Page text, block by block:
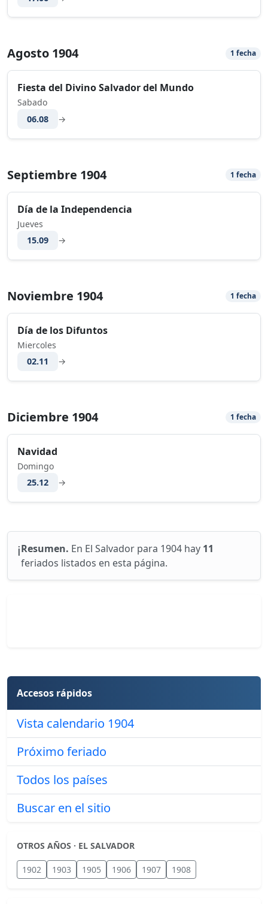
Agosto 1904 1 fecha
Fiesta del Divino Salvador del Mundo
Sabado
06.08
→
Septiembre 1904 1 fecha
Día de la Independencia
Jueves
15.09
→
Noviembre 1904 1 fecha
Día de los Difuntos
Miercoles
02.11
→
Diciembre 1904 1 fecha
Navidad
Domingo
25.12
→
ℹ️Resumen. En El Salvador para 1904 hay 11
feriados listados en esta página.
Accesos rápidos
Vista calendario 1904
Próximo feriado
Todos los países
Buscar en el sitio
OTROS AÑOS · EL SALVADOR
1902 1903 1905 1906 1907 1908